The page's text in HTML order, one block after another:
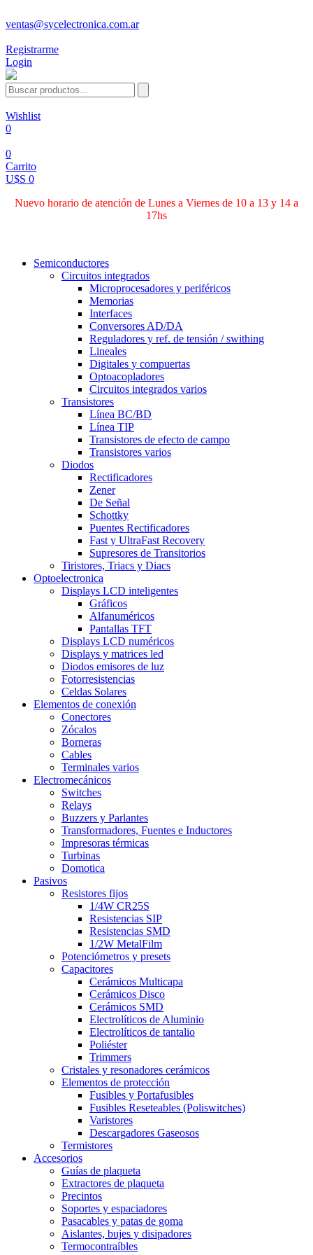
ventas@sycelectronica.com.ar
Registrarme
Login
Wishlist
0
0
Carrito
U$S 0
Nuevo horario de atención de Lunes a Viernes de 10 a 13 y 14 a
17hs
Semiconductores
Circuitos integrados
Microprocesadores y periféricos
Memorias
Interfaces
Conversores AD/DA
Reguladores y ref. de tensión / swithing
Lineales
Digitales y compuertas
Optoacopladores
Circuitos integrados varios
Transistores
Línea BC/BD
Línea TIP
Transistores de efecto de campo
Transistores varios
Diodos
Rectificadores
Zener
De Señal
Schottky
Puentes Rectificadores
Fast y UltraFast Recovery
Supresores de Transitorios
Tiristores, Triacs y Diacs
Optoelectronica
Displays LCD inteligentes
Gráficos
Alfanuméricos
Pantallas TFT
Displays LCD numéricos
Displays y matrices led
Diodos emisores de luz
Fotorresistencias
Celdas Solares
Elementos de conexión
Conectores
Zócalos
Borneras
Cables
Terminales varios
Electromecánicos
Switches
Relays
Buzzers y Parlantes
Transformadores, Fuentes e Inductores
Impresoras térmicas
Turbinas
Domotica
Pasivos
Resistores fijos
1/4W CR25S
Resistencias SIP
Resistencias SMD
1/2W MetalFilm
Potenciómetros y presets
Capacitores
Cerámicos Multicapa
Cerámicos Disco
Cerámicos SMD
Electrolíticos de Aluminio
Electrolíticos de tantalio
Poliéster
Trimmers
Cristales y resonadores cerámicos
Elementos de protección
Fusibles y Portafusibles
Fusibles Reseteables (Poliswitches)
Varistores
Descargadores Gaseosos
Termistores
Accesorios
Guías de plaqueta
Extractores de plaqueta
Precintos
Soportes y espaciadores
Pasacables y patas de goma
Aislantes, bujes y disipadores
Termocontraíbles